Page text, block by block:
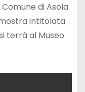
di Asola
intitolata
terrà al Museo